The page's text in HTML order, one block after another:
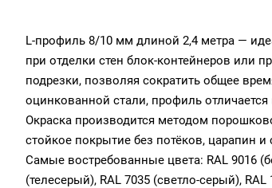
L-профиль 8/10 мм длиной 2,4 метра —
при отделки стен блок-контейнеров
подрезки, позволяя сократить общее
оцинкованной стали, профиль
Окраска производится методом
стойкое покрытие без потёков, царапин
Самые востребованные цвета: RAL 9016
(телесерый), RAL 7035 (светло-серый),